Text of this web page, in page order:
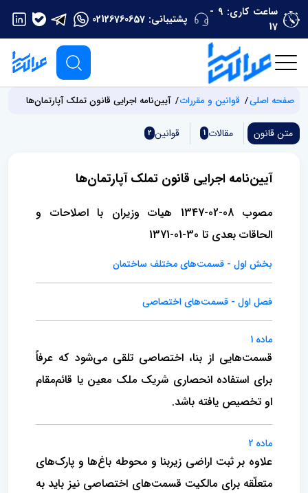
ساعت کاری: 9 -
17
پشتیبانی: 02126760657
صفحه اصلی قوانین و مقررات آیین‌نامه اجرایی قانون تملک آپارتمان‌ها
متن قانون مقالات 1 قوانین 2
آیین‌نامه اجرایی قانون تملک آپارتمان‌ها
مصوب 08-02-1347 هیات وزیران با اصلاحات و
الحاقات بعدی تا 30-01-1371
بخش اول‌ - قسمت‌های مختلف ساختمان‌
فصل اول‌ - قسمت‌های اختصاصی‌
ماده 1
قسمت‌هایی از بنا، اختصاصی تلقی می‌شود که عرفاً
برای استفاده انحصاری شریک ملک معین یا قائم‌مقام
او تخصیص‌ یافته باشد.
ماده 2
علاوه بر ثبت اراضی زیربنا و محوطه باغ‌ها و پارک‌های
متعلّقه برای مالکیت قسمت‌های اختصاصی نیز باید به